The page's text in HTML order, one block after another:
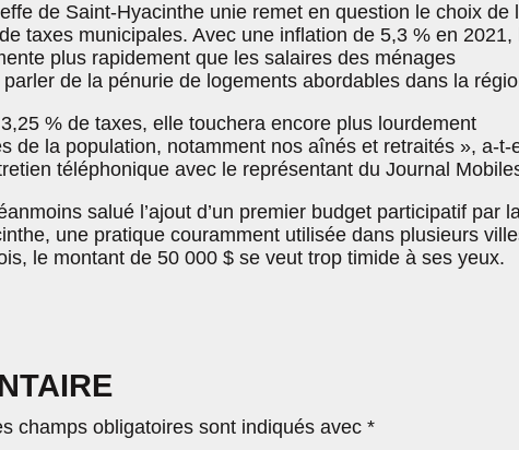
de Saint-Hyacinthe unie remet en question le choix de
taxes municipales. Avec une inflation de 5,3 % en 2021,
plus rapidement que les salaires des ménages
de la pénurie de logements abordables dans la
% de taxes, elle touchera encore plus lourdement
de la population, notamment nos aînés et retraités », a-t-
téléphonique avec le représentant du Journal
salué l’ajout d’un premier budget participatif par
une pratique couramment utilisée dans plusieurs
le montant de 50 000 $ se veut trop timide à ses yeux.
champs obligatoires sont indiqués avec*